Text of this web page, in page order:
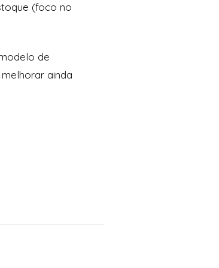
(foco no
de
ainda